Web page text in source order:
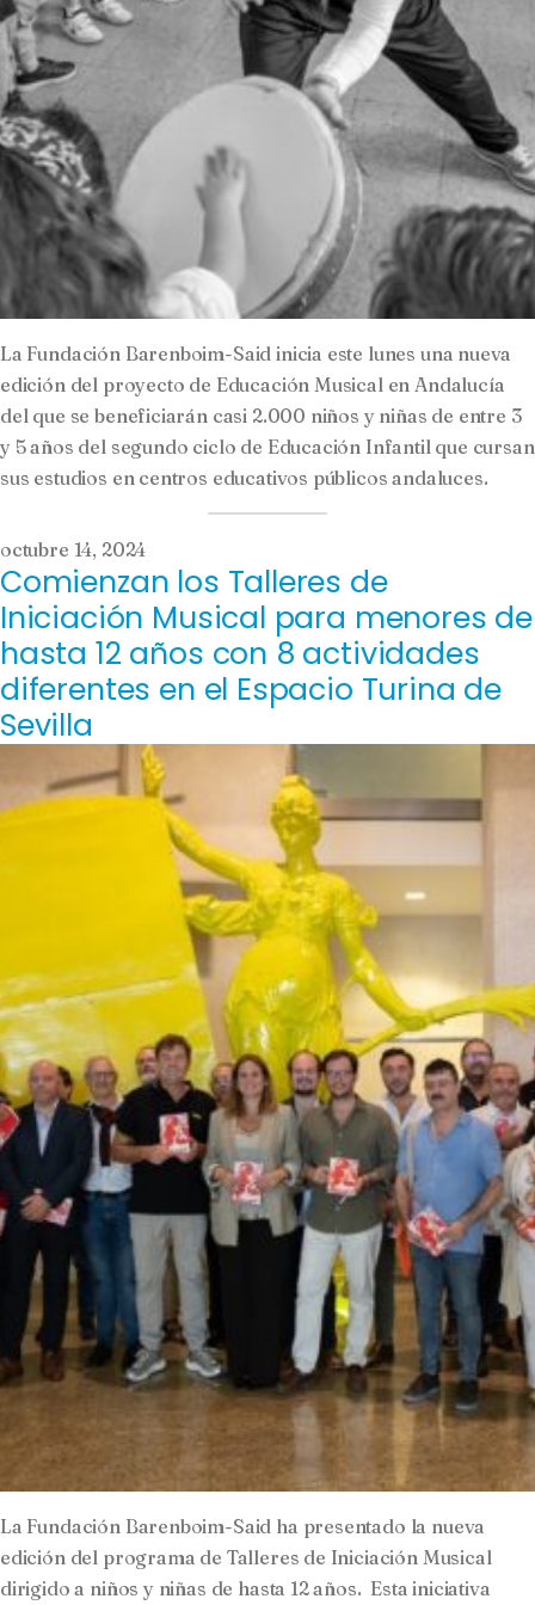
La Fundación Barenboim-Said inicia este lunes una nueva
edición del proyecto de Educación Musical en Andalucía
del que se beneficiarán casi 2.000 niños y niñas de entre 3
y 5 años del segundo ciclo de Educación Infantil que cursan
sus estudios en centros educativos públicos andaluces.
octubre 14, 2024
Comienzan los Talleres de
Iniciación Musical para menores de
hasta 12 años con 8 actividades
diferentes en el Espacio Turina de
Sevilla
La Fundación Barenboim-Said ha presentado la nueva
edición del programa de Talleres de Iniciación Musical
dirigido a niños y niñas de hasta 12 años. Esta iniciativa